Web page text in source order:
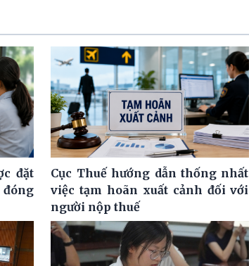
đặt
Cục Thuế hướng dẫn thống nhất
việc tạm hoãn xuất cảnh đối với
người nộp thuế